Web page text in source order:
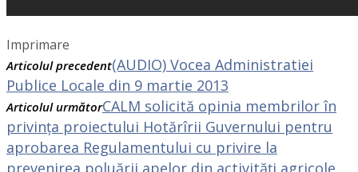
Imprimare
Articolul precedent(AUDIO) Vocea Administratiei
Publice Locale din 9 martie 2013
Articolul următorCALM solicită opinia membrilor în
privința proiectului Hotărîrii Guvernului pentru
aprobarea Regulamentului cu privire la
prevenirea poluării apelor din activităţi agricole